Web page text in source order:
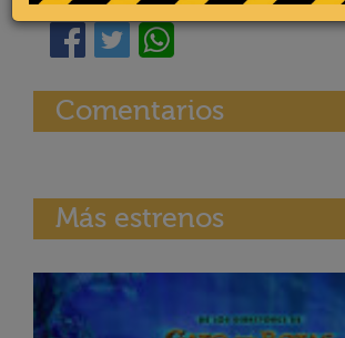
Comentarios
Más estrenos